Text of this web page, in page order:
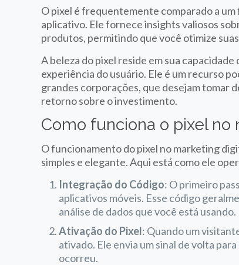
O pixel é frequentemente comparado a
aplicativo. Ele fornece insights valiosos
produtos, permitindo que você otimize
A beleza do pixel reside em sua
experiência do usuário. Ele é um recurso
grandes corporações, que desejam tomar
retorno sobre o investimento.
Como funciona o pixel
O funcionamento do pixel no marketing
simples e elegante. Aqui está como ele
Integração do Código: O primeiro
aplicativos móveis. Esse código
análise de dados que você está usando.
Ativação do Pixel: Quando um
ativado. Ele envia um sinal de volta
ocorreu.